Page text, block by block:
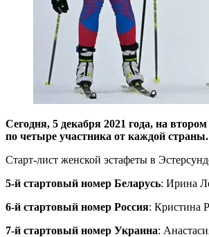
Сегодня, 5 декабря 2021 года, на
по четыре участника от каждой
Старт-лист женской эстафеты в
5-й стартовый номер Беларусь: Ирина
6-й стартовый номер Россия: Кристина
7-й стартовый номер Украина: